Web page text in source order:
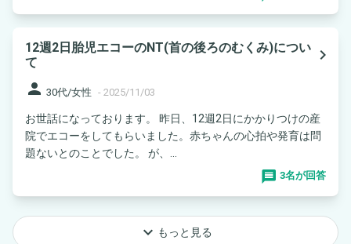
12週2日胎児エコーのNT(首の後ろのむくみ)につい
て
navigate_next
person 30代/女性 - 2025/11/03
お世話になっております。 昨日、12週2日にかかりつけの産
院でエコーをしてもらいました。赤ちゃんの心拍や発育は問
題ないとのことでした。 が、...
3名が回答
keyboard_arrow_down もっと見る